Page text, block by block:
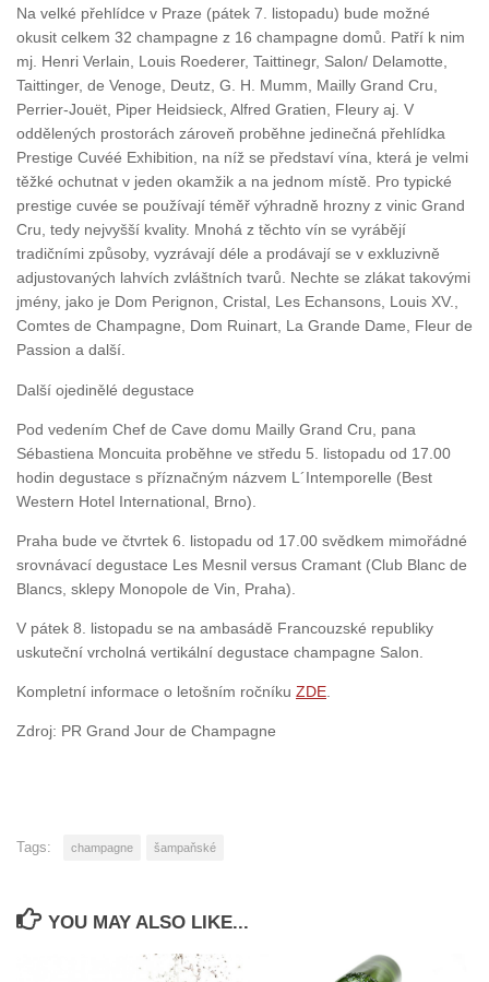
Na velké přehlídce v Praze (pátek 7. listopadu) bude možné
okusit celkem 32 champagne z 16 champagne domů. Patří k nim
mj. Henri Verlain, Louis Roederer, Taittinegr, Salon/ Delamotte,
Taittinger, de Venoge, Deutz, G. H. Mumm, Mailly Grand Cru,
Perrier-Jouët, Piper Heidsieck, Alfred Gratien, Fleury aj. V
oddělených prostorách zároveň proběhne jedinečná přehlídka
Prestige Cuvéé Exhibition, na níž se představí vína, která je velmi
těžké ochutnat v jeden okamžik a na jednom místě. Pro typické
prestige cuvée se používají téměř výhradně hrozny z vinic Grand
Cru, tedy nejvyšší kvality. Mnohá z těchto vín se vyrábějí
tradičními způsoby, vyzrávají déle a prodávají se v exkluzivně
adjustovaných lahvích zvláštních tvarů. Nechte se zlákat takovými
jmény, jako je Dom Perignon, Cristal, Les Echansons, Louis XV.,
Comtes de Champagne, Dom Ruinart, La Grande Dame, Fleur de
Passion a další.
Další ojedinělé degustace
Pod vedením Chef de Cave domu Mailly Grand Cru, pana
Sébastiena Moncuita proběhne ve středu 5. listopadu od 17.00
hodin degustace s příznačným názvem L´Intemporelle (Best
Western Hotel International, Brno).
Praha bude ve čtvrtek 6. listopadu od 17.00 svědkem mimořádné
srovnávací degustace Les Mesnil versus Cramant (Club Blanc de
Blancs, sklepy Monopole de Vin, Praha).
V pátek 8. listopadu se na ambasádě Francouzské republiky
uskuteční vrcholná vertikální degustace champagne Salon.
Kompletní informace o letošním ročníku ZDE
Zdroj: PR Grand Jour de Champagne
Tags: champagne šampaňské
YOU MAY ALSO LIKE...